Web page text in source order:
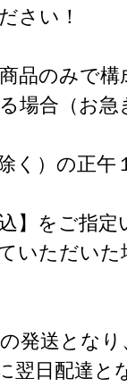
さい！
品のみで構
場合（お急
）の正午
】をご指定
いただいた
発送となり
翌日配達と